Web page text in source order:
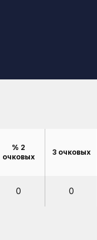
% 2
очковых
3 очковых
0 0